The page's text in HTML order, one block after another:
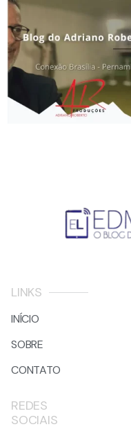
LINKS
INÍCIO
SOBRE
CONTATO
REDES
SOCIAIS